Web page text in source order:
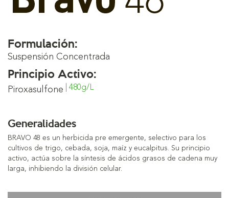
Formulación:
Suspensión Concentrada
Principio Activo:
Piroxasulfone | 480g/L
Generalidades
BRAVO 48 es un herbicida pre emergente, selectivo para los
cultivos de trigo, cebada, soja, maíz y eucalpitus. Su principio
activo, actúa sobre la síntesis de ácidos grasos de cadena muy
larga, inhibiendo la división celular.